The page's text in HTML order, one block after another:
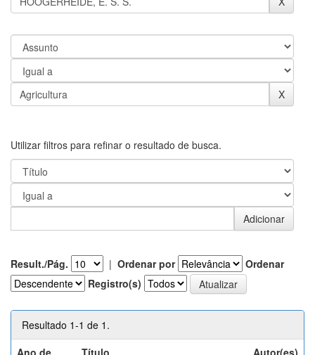
Utilizar filtros para refinar o resultado de busca.
Result./Pág. | Ordenar por
Ordenar
Registro(s)
Resultado 1-1 de 1.
Ano de
Título Autor(es)